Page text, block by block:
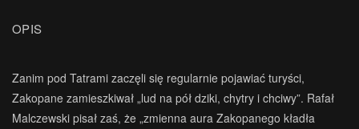
OPIS
Zanim pod Tatrami zaczęli się regularnie pojawiać turyści,
Zakopane zamieszkiwał „lud na pół dziki, chytry i chciwy”. Rafał
Malczewski pisał zaś, że „zmienna aura Zakopanego kładła